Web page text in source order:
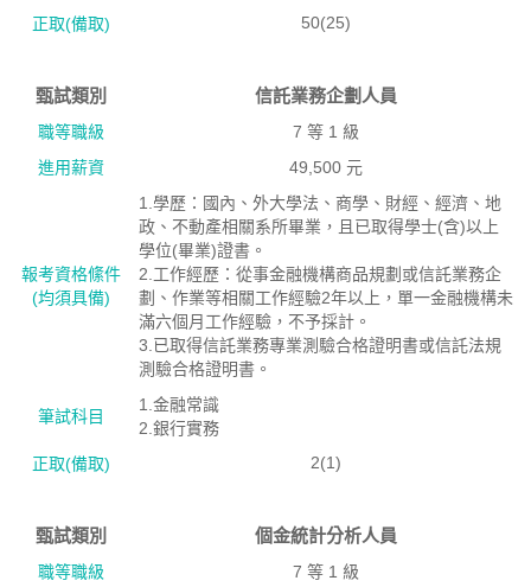
正取(備取)
50(25)
甄試類別 信託業務企劃人員
職等職級
7 等 1 級
進用薪資
49,500 元
報考資格絛件
(均須具備)
1.學歷：國內、外大學法、商學、財經、經濟、地
政、不動產相關系所畢業，且已取得學士(含)以上
學位(畢業)證書。
2.工作經歷：從事金融機構商品規劃或信託業務企
劃、作業等相關工作經驗2年以上，單一金融機構未
滿六個月工作經驗，不予採計。
3.已取得信託業務專業測驗合格證明書或信託法規
測驗合格證明書。
筆試科目
1.金融常識
2.銀行實務
正取(備取)
2(1)
甄試類別 個金統計分析人員
職等職級
7 等 1 級